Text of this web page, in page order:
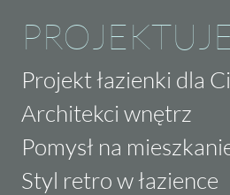
Projekt łazienki dla
Architekci wnętrz
Pomysł na
Styl retro w łazience